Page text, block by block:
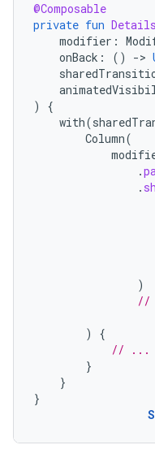
@Composable
private fun
modifier :
onBack : () ->
)
{
with(
Column(
.
.
)
//
)
{
// ...
}
}
}